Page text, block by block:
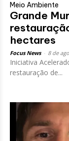
Meio Ambiente
Grande
hectares
Focus News 8 de
Iniciativa
restauração de...